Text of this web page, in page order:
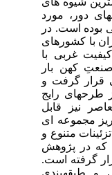
مورد
در
با
بار
و
رایج
ای
و
است.